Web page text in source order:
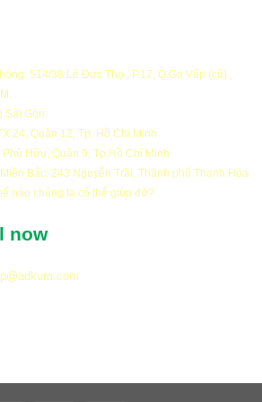
FOUNTAIN
waterfall cảnh quan khu biệt
514/38 Lê Đức Thọ , P.17, Q.Gò Vấp (cũ) ,
Sài Gòn:
24, Quận 12, Tp. Hồ Chí Minh
Phú Hữu, Quận 9, Tp.Hồ Chí Minh
Miền Bắc: 243 Nguyễn Trãi, Thành phố Thanh Hóa
nào chúng ta có thể giúp đỡ?
now